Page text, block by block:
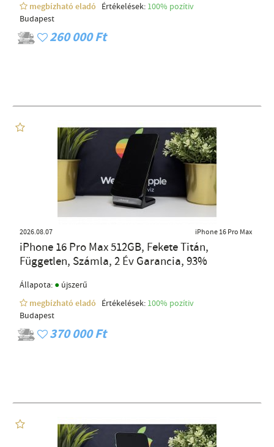
megbízható eladó
Értékelések: 100% pozítiv
Budapest
260 000 Ft
2026.08.07 iPhone 16 Pro Max
iPhone 16 Pro Max 512GB, Fekete Titán,
Független, Számla, 2 Év Garancia, 93%
Állapota: ● újszerű
megbízható eladó
Értékelések: 100% pozítiv
Budapest
370 000 Ft